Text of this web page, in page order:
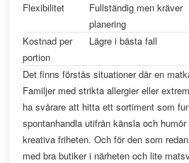
Flexibilitet
Fullständig men kräver
planering
Kostnad per
portion
Lägre i bästa fall
Det finns förstås situationer där en
Familjer med strikta allergier eller
ha svårare att hitta ett sortiment som
spontanhandla utifrån känsla och
kreativa friheten. Och för den som
med bra butiker i närheten och lite